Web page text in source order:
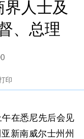
人士及
、总理
印
在悉尼先后会见
新南威尔士州州